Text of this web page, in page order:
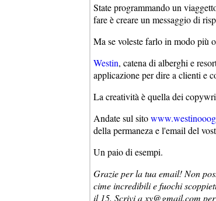
State programmando un
fare è creare un messaggio di
Ma se voleste farlo in modo più
Westin, catena di alberghi e
applicazione per dire a clienti e
La creatività è quella dei
Andate sul sito
della permaneza e l'email del
Un paio di esempi.
Grazie per la tua email! Non
cime incredibili e fuochi
il 15. Scrivi a xy@gmail.com